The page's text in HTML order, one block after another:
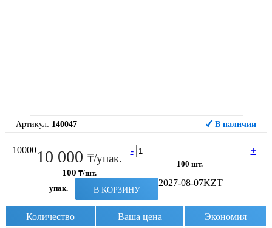
Артикул: 140047 В наличии
1000010 000 ₸/упак.
100 ₸/шт.
- +
100 шт.
упак. В КОРЗИНУ
2027-08-07KZT
Количество Ваша цена Экономия